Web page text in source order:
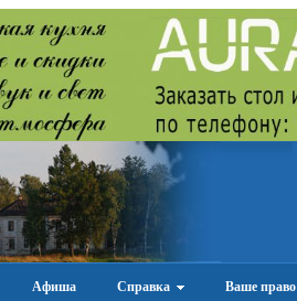
Афиша Справка Ваше право